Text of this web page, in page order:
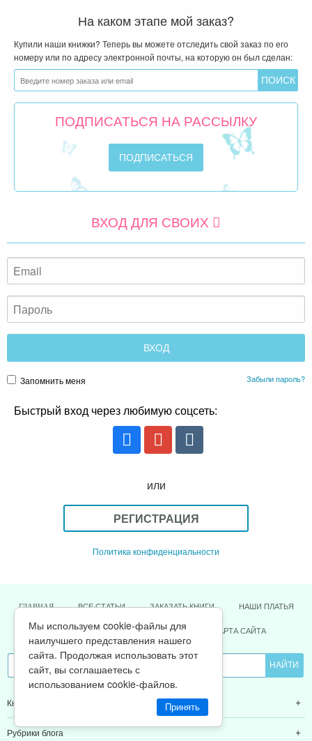
На каком этапе мой заказ?
Купили наши книжки? Теперь вы можете отследить свой заказ по его
номеру или по адресу электронной почты, на которую он был сделан:
ПОДПИСАТЬСЯ НА РАССЫЛКУ
ВХОД ДЛЯ СВОИХ
Запомнить меня Забыли пароль?
Быстрый вход через любимую соцсеть:
или
РЕГИСТРАЦИЯ
Политика конфиденциальности
ГЛАВНАЯ ВСЕ СТАТЬИ ЗАКАЗАТЬ КНИГИ НАШИ ПЛАТЬЯ
ОТЗЫВЫ О НАС ПОДАРКИ КАРТА САЙТА
Книги Ольги Валяевой
Рубрики блога
Мы используем cookie-файлы для
наилучшего представления нашего
сайта. Продолжая использовать этот
сайт, вы соглашаетесь с
использованием cookie-файлов.
Принять